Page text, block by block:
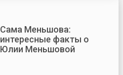
Сама Меньшова:
интересные факты о
Юлии Меньшовой